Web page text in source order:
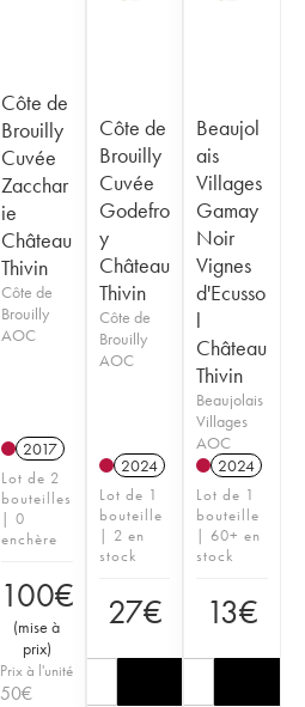
Côte de
Brouilly
Cuvée
Zacchar
ie
Château
Thivin
Côte de
Brouilly
AOC
2017
Lot de 2
bouteilles
| 0
enchère
100€
(mise à
prix)
Prix à l'unité
50€
Côte de
Brouilly
Cuvée
Godefro
y
Château
Thivin
Côte de
Brouilly
AOC
2024
Lot de 1
bouteille
| 2 en
stock
27€
Beaujol
ais
Villages
Gamay
Noir
Vignes
d'Ecusso
l
Château
Thivin
Beaujolais
Villages
AOC
2024
Lot de 1
bouteille
| 60+ en
stock
13€